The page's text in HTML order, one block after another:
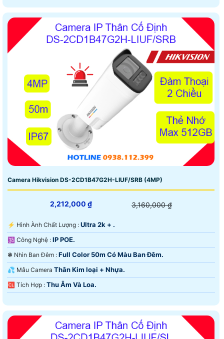
Camera Hikvision DS-2CD1B47G2H-LIUF/SRB (4MP)
2,212,000 ₫ 3,160,000 ₫
️⚡ Hình Ành Chất Lượng : Ultra 2k + .
🕉️ Công Nghệ : IP POE.
❃ Nhìn Ban Đêm : Full Color 50m Có Màu Ban Ðêm.
💦 Mẫu Camera Thân Kim loại + Nhựa.
️🆑 Tích Hợp : Thu Âm Và Loa.